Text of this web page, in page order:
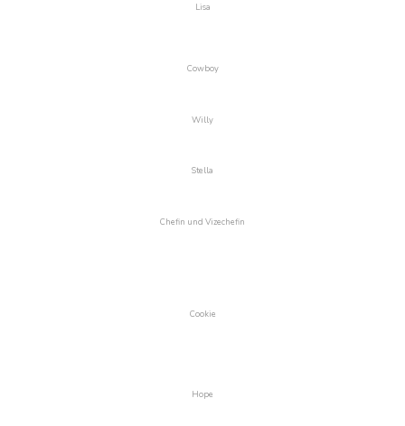
Lisa
Cowboy
Willy
Stella
Chefin und Vizechefin
Cookie
Hope